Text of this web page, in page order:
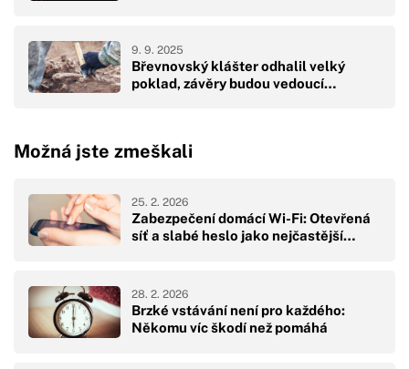
Břevnovský klášter odhalil velký
poklad, závěry budou vedoucí…
9. 9. 2025
Možná jste zmeškali
Zabezpečení domácí Wi-Fi: Otevřená
síť a slabé heslo jako nejčastější…
25. 2. 2026
Brzké vstávání není pro každého:
Někomu víc škodí než pomáhá
28. 2. 2026